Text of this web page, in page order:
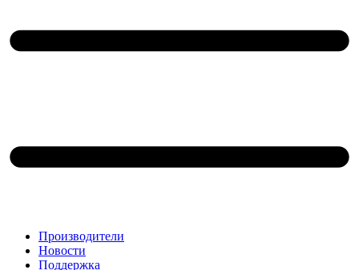
Производители
Новости
Поддержка